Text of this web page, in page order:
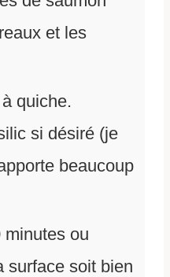
et les
quiche.
si désiré (je
beaucoup
minutes ou
surface soit bien